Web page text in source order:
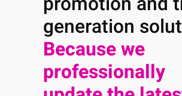
generation
Because we
professionally